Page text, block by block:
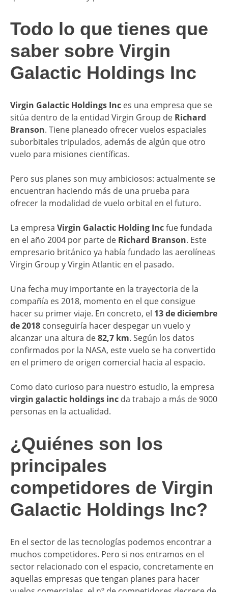
Todo lo que tienes que
saber sobre Virgin
Galactic Holdings Inc
Virgin Galactic Holdings Inc es una empresa que se
sitúa dentro de la entidad Virgin Group de Richard
Branson. Tiene planeado ofrecer vuelos espaciales
suborbitales tripulados, además de algún que otro
vuelo para misiones científicas.
Pero sus planes son muy ambiciosos: actualmente se
encuentran haciendo más de una prueba para
ofrecer la modalidad de vuelo orbital en el futuro.
La empresa Virgin Galactic Holding Incfue fundada
en el año 2004 por parte de Richard Branson. Este
empresario británico ya había fundado las aerolíneas
Virgin Group y Virgin Atlantic en el pasado.
Una fecha muy importante en la trayectoria de la
compañía es 2018, momento en el que consigue
hacer su primer viaje. En concreto, el 13 de diciembre
de 2018 conseguiría hacer despegar un vuelo y
alcanzar una altura de82,7 km. Según los datos
confirmados por la NASA, este vuelo se ha convertido
en el primero de origen comercial hacia al espacio.
Como dato curioso para nuestro estudio, la empresa
virgin galactic holdings inc da trabajo a más de 9000
personas en la actualidad.
¿Quiénes son los
principales
competidores de Virgin
Galactic Holdings Inc?
En el sector de las tecnologías podemos encontrar a
muchos competidores. Pero si nos entramos en el
sector relacionado con el espacio, concretamente en
aquellas empresas que tengan planes para hacer